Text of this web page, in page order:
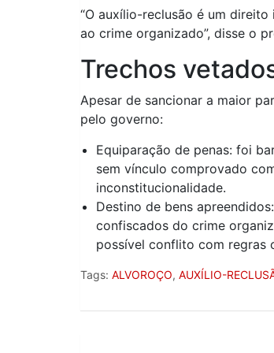
“O auxílio-reclusão é um
ao crime organizado”, disse o
Trechos
Apesar de sancionar a maior
pelo governo:
Equiparação de penas: foi
sem vínculo comprovado
inconstitucionalidade.
Destino de bens
confiscados do crime
possível conflito com regras
Tags: ALVOROÇO, AUXÍLIO-